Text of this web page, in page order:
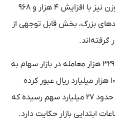
واحد رسید. همزمان شاخص هم‌وزن نیز با افزایش ۴ هزار و ۹۶۸
بزرگ، بخش قابل توجهی از
گرفته‌اند.
در جریان معاملات امروز، بیش از ۳۲۹ هزار معامله در بازار سهام به
ثبت رسیده و ارزش معاملات از ۱۰۲ هزار میلیارد ریال عبور کرده
است. همچنین حجم معاملات به حدود ۲۷ میلیارد سهم رسیده که
ابتدایی بازار حکایت دارد.